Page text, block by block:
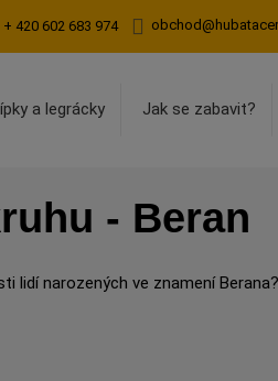
+ 420 602 683 974
a legrácky Jak se zabavit?
- Beran
lidí narozených ve znamení